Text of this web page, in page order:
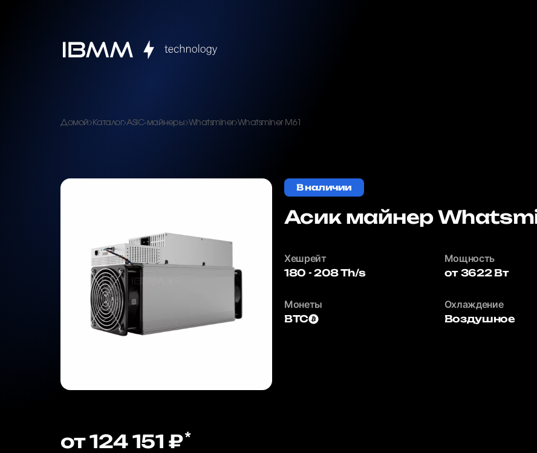
Домой Каталог ASIC-майнеры Whatsminer Whatsminer M61
В наличии
Асик майнер
Хешрейт
180 - 208 Th/s
Мощность
от 3622 Вт
Монеты
BTC
Охлаждение
Воздушное
от 124 151 ₽*